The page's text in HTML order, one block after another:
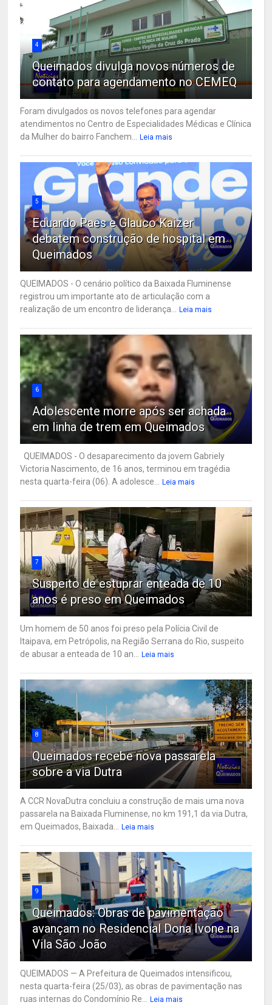
4
Queimados divulga novos números de
contato para agendamento no CEMEQ
Foram divulgados os novos telefones para agendar
atendimentos no Centro de Especialidades Médicas e Clínica
da Mulher do bairro Fanchem...
Leia mais
5
Eduardo Paes e Glauco Kaizer
debatem construção de hospital em
Queimados
QUEIMADOS - O cenário político da Baixada Fluminense
registrou um importante ato de articulação com a
realização de um encontro de liderança...
Leia mais
6
Adolescente morre após ser achada
em linha de trem em Queimados
QUEIMADOS - O desaparecimento da jovem Gabriely
Victoria Nascimento, de 16 anos, terminou em tragédia
nesta quarta-feira (06). A adolesce...
Leia mais
7
Suspeito de estuprar enteada de 10
anos é preso em Queimados
Um homem de 50 anos foi preso pela Polícia Civil de
Itaipava, em Petrópolis, na Região Serrana do Rio, suspeito
de abusar a enteada de 10 an...
Leia mais
8
Queimados recebe nova passarela
sobre a via Dutra
A CCR NovaDutra concluiu a construção de mais uma nova
passarela na Baixada Fluminense, no km 191,1 da via Dutra,
em Queimados, Baixada...
Leia mais
9
Queimados: Obras de pavimentação
avançam no Residencial Dona Ivone na
Vila São João
QUEIMADOS — A Prefeitura de Queimados intensificou,
nesta quarta-feira (25/03), as obras de pavimentação nas
ruas internas do Condomínio Re...
Leia mais